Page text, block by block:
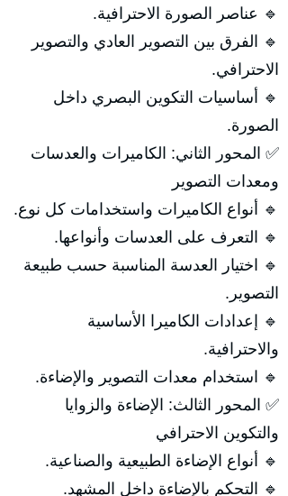
🔹 عناصر الصورة الاحترافية.
🔹 الفرق بين التصوير العادي والتصوير
الاحترافي.
🔹 أساسيات التكوين البصري داخل
الصورة.
✅ المحور الثاني: الكاميرات والعدسات
ومعدات التصوير
🔹 أنواع الكاميرات واستخدامات كل نوع.
🔹 التعرف على العدسات وأنواعها.
🔹 اختيار العدسة المناسبة حسب طبيعة
التصوير.
🔹 إعدادات الكاميرا الأساسية
والاحترافية.
🔹 استخدام معدات التصوير والإضاءة.
✅ المحور الثالث: الإضاءة والزوايا
والتكوين الاحترافي
🔹 أنواع الإضاءة الطبيعية والصناعية.
🔹 التحكم بالإضاءة داخل المشهد.